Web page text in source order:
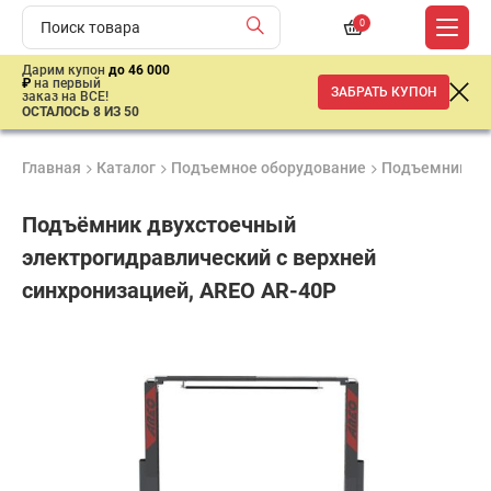
0
Дарим купон до 46 000
₽ на первый
заказ на ВСЕ!
ОСТАЛОСЬ 8 ИЗ 50
ЗАБРАТЬ КУПОН
Главная Каталог Подъемное оборудование Подъемники
Подъёмник двухстоечный
электрогидравлический с верхней
синхронизацией, AREO AR-40P
сертифицирована
1 год